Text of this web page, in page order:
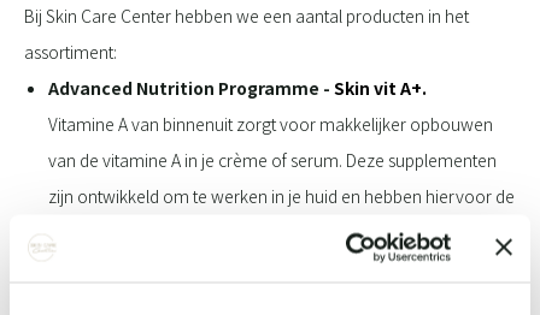
Bij Skin Care Center hebben we een aantal producten in het
assortiment:
Advanced Nutrition Programme - Skin vit A+.
Vitamine A van binnenuit zorgt voor makkelijker opbouwen
van de vitamine A in je crème of serum. Deze supplementen
zijn ontwikkeld om te werken in je huid en hebben hiervoor de
juiste dosering. Het beetje vitamine D dat is toegevoegd zorgt
er tevens voor dat je vitamine A ook nog eens beter door je